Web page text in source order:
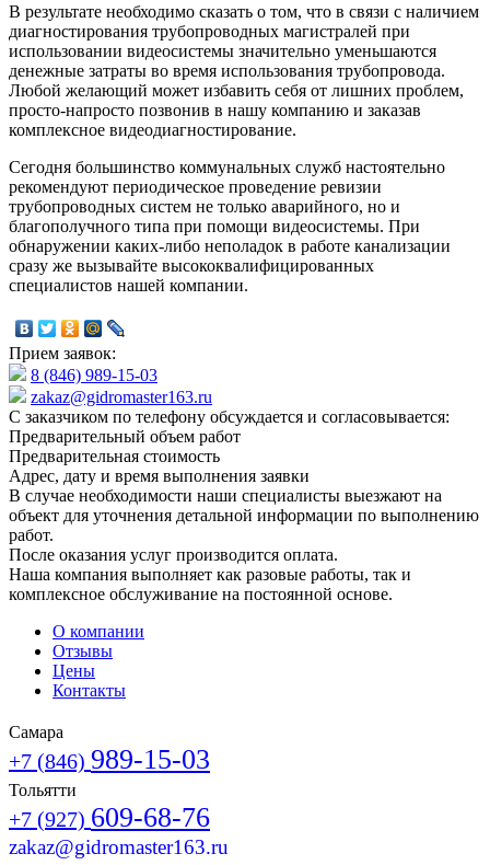
В результате необходимо сказать о том, что в связи с наличием
диагностирования трубопроводных магистралей при
использовании видеосистемы значительно уменьшаются
денежные затраты во время использования трубопровода.
Любой желающий может избавить себя от лишних проблем,
просто-напросто позвонив в нашу компанию и заказав
комплексное видеодиагностирование.
Сегодня большинство коммунальных служб настоятельно
рекомендуют периодическое проведение ревизии
трубопроводных систем не только аварийного, но и
благополучного типа при помощи видеосистемы. При
обнаружении каких-либо неполадок в работе канализации
сразу же вызывайте высококвалифицированных
специалистов нашей компании.
Прием заявок:
8 (846) 989-15-03
zakaz@gidromaster163.ru
С заказчиком по телефону обсуждается и согласовывается:
Предварительный объем работ
Предварительная стоимость
Адрес, дату и время выполнения заявки
В случае необходимости наши специалисты выезжают на
объект для уточнения детальной информации по выполнению
работ.
После оказания услуг производится оплата.
Наша компания выполняет как разовые работы, так и
комплексное обслуживание на постоянной основе.
О компании
Отзывы
Цены
Контакты
Самара
+7 (846) 989-15-03
Тольятти
+7 (927) 609-68-76
zakaz@gidromaster163.ru